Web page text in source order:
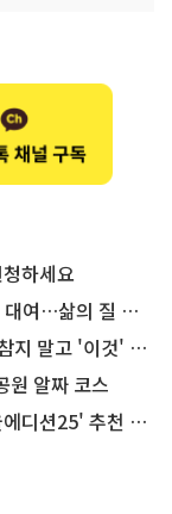
하세요
삶의 질 높인다
'이것' 해보세요!
원 알짜 코스
션25' 추천 코스